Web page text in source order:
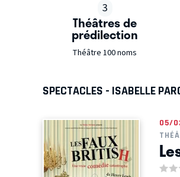
3
Théâtres de
prédilection
Théâtre 100 noms
SPECTACLES - ISABELLE
05/